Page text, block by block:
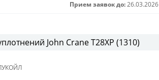
Прием заявок до: 26.03.2026
John Crane T28XP (1310)